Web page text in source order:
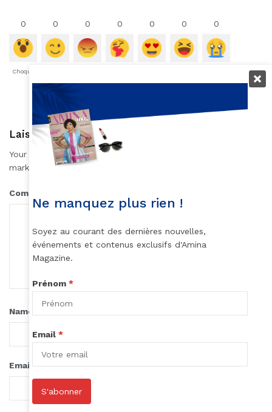
0
Choqué
0 0 0 0 0 0
Laisser une réponse
Your email address will not be published.
marked
Comment
Name
Email*
Ne manquez plus rien !
Soyez au courant des dernières nouvelles,
événements et contenus exclusifs d'Amina
Magazine.
Prénom *
Email *
S'abonner